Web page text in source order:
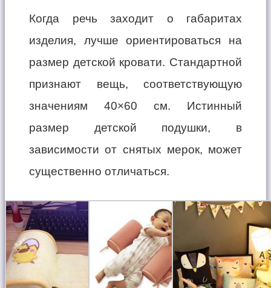
Когда речь заходит о габаритах
изделия, лучше ориентироваться на
размер детской кровати. Стандартной
признают вещь, соответствующую
значениям 40×60 см. Истинный
размер детской подушки, в
зависимости от снятых мерок, может
существенно отличаться.